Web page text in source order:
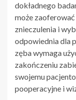
dokładnego
może
znieczulenia i
odpowiednia dla
zęba wymaga
zakończeniu
swojemu
pooperacyjne i